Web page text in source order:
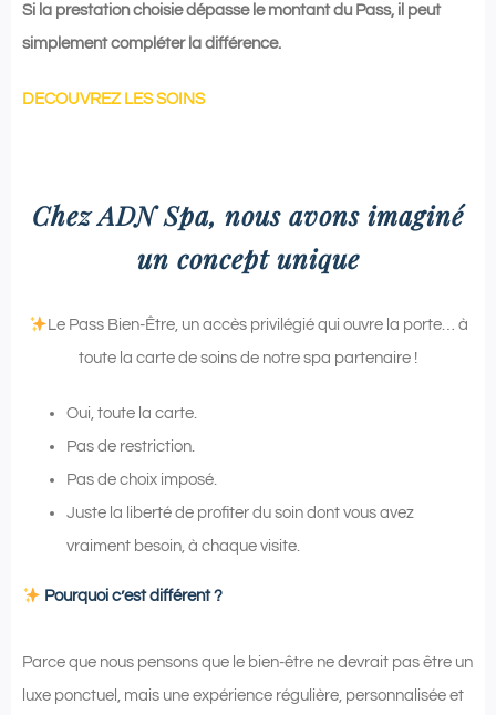
Si la prestation choisie dépasse le montant du Pass, il peut
simplement compléter la différence.
DECOUVREZ LES SOINS
Chez ADN Spa, nous avons imaginé
un concept unique
Le Pass Bien-Être, un accès privilégié qui ouvre la porte… à
toute la carte de soins de notre spa partenaire !
Oui, toute la carte.
Pas de restriction.
Pas de choix imposé.
Juste la liberté de profiter du soin dont vous avez
vraiment besoin, à chaque visite.
Pourquoi c’est différent ?
Parce que nous pensons que le bien-être ne devrait pas être un
luxe ponctuel, mais une expérience régulière, personnalisée et